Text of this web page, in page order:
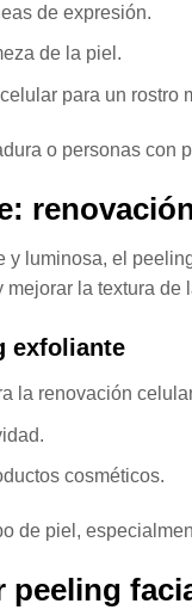
de expresión.
de la piel.
para un rostro
o personas con
y luminosa, el
la textura de
exfoliante
la renovación
cosméticos.
de piel,
peeling